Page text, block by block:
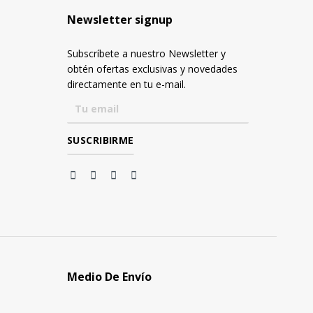
Newsletter signup
Subscríbete a nuestro Newsletter y
obtén ofertas exclusivas y novedades
directamente en tu e-mail.
Medio De Envío